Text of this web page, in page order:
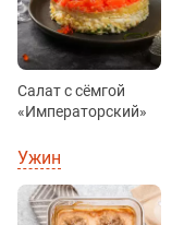
Салат с сёмгой
«Императорский»
Ужин